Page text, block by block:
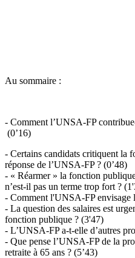
Au sommaire :
- Comment l’UNSA-FP
(0’16)
- Certains candidats critiquent la
réponse de l’UNSA-FP ? (0’48)
- « Réarmer » la fonction
n’est-il pas un terme trop fort ?
- Comment l'UNSA-FP envisage
- La question des salaires est
fonction publique ? (3'47)
- L’UNSA-FP a-t-elle d’autres
- Que pense l’UNSA-FP de la
retraite à 65 ans ? (5’43)